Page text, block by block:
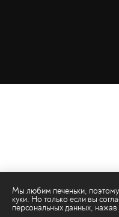
Мы любим печеньки,
куки. Но только если вы
персональных данных,